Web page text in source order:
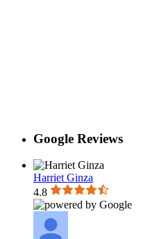
Google Reviews
Harriet Ginza
4.8